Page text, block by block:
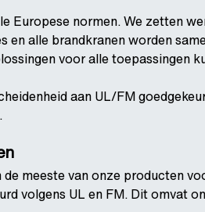
Europese normen. We zetten
en alle brandkranen worden
voor alle toepassingen
aan UL/FM
meeste van onze producten
volgens UL en FM. Dit omvat